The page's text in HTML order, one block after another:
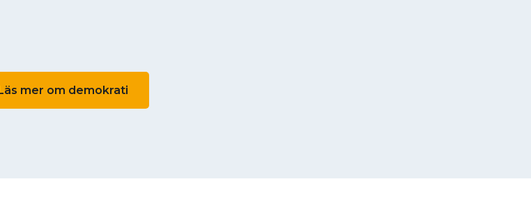
Läs mer om demokrati